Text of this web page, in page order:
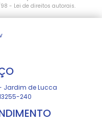
98 - Lei de direitos autorais.
Jardim de Lucca
240